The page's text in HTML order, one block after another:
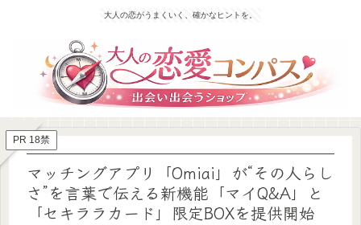
大人の恋がうまくいく、確かなヒントを。
PR 18禁
マッチングアプリ「Omiai」が“その人らし
さ”を言葉で伝える新機能「マイQ&A」と
「セキララカード」限定BOXを提供開始